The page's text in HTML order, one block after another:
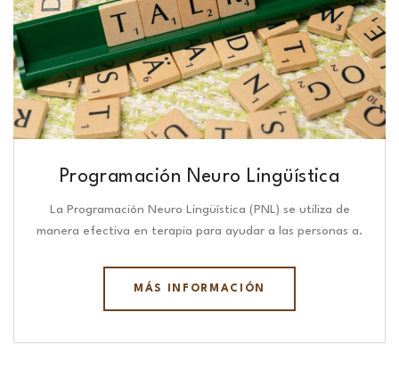
Programación Neuro Lingüística​
La Programación Neuro Lingüística (PNL) se utiliza de
manera efectiva en terapia para ayudar a las personas a.
MÁS INFORMACIÓN